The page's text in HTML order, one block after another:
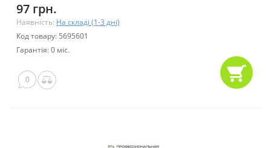
97 грн.
Наявність: На складі (1-3 дні)
Код товару: 5695601
Гарантія: 0 міс.
0